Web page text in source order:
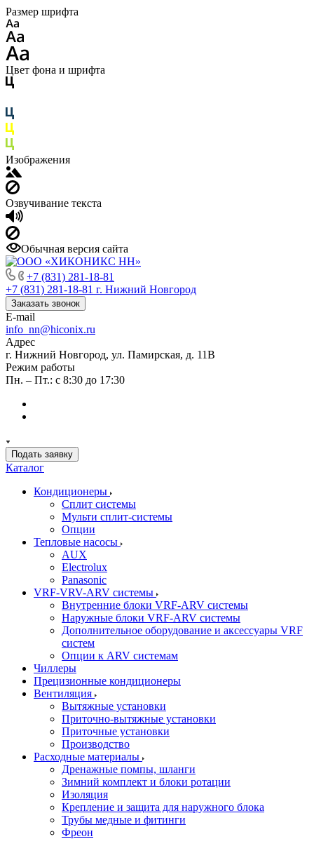
Размер шрифта
Цвет фона и шрифта
Изображения
Озвучивание текста
Обычная версия сайта
+7 (831) 281-18-81
+7 (831) 281-18-81 г. Нижний Новгород
Заказать звонок
E-mail
info_nn@hiconix.ru
Адрес
г. Нижний Новгород, ул. Памирская, д. 11В
Режим работы
Пн. – Пт.: с 8:30 до 17:30
Подать заявку
Каталог
Кондиционеры
Сплит системы
Мульти сплит-системы
Опции
Тепловые насосы
AUX
Electrolux
Panasonic
VRF-VRV-ARV системы
Внутренние блоки VRF-ARV системы
Наружные блоки VRF-ARV системы
Дополнительное оборудование и аксессуары VRF
систем
Опции к ARV системам
Чиллеры
Прецизионные кондиционеры
Вентиляция
Вытяжные установки
Приточно-вытяжные установки
Приточные установки
Производство
Расходные материалы
Дренажные помпы, шланги
Зимний комплект и блоки ротации
Изоляция
Крепление и защита для наружного блока
Трубы медные и фитинги
Фреон